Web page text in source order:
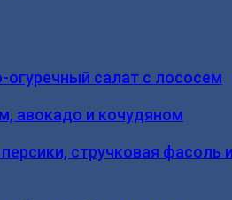
огуречный салат с лососем
авокадо и кочудяном
стручковая фасоль